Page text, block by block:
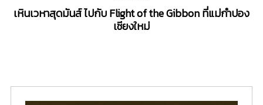
เหินเวหาสุดมันส์ ไปกับ Flight of the Gibbon ที่แม่กำปอง
เชียงใหม่